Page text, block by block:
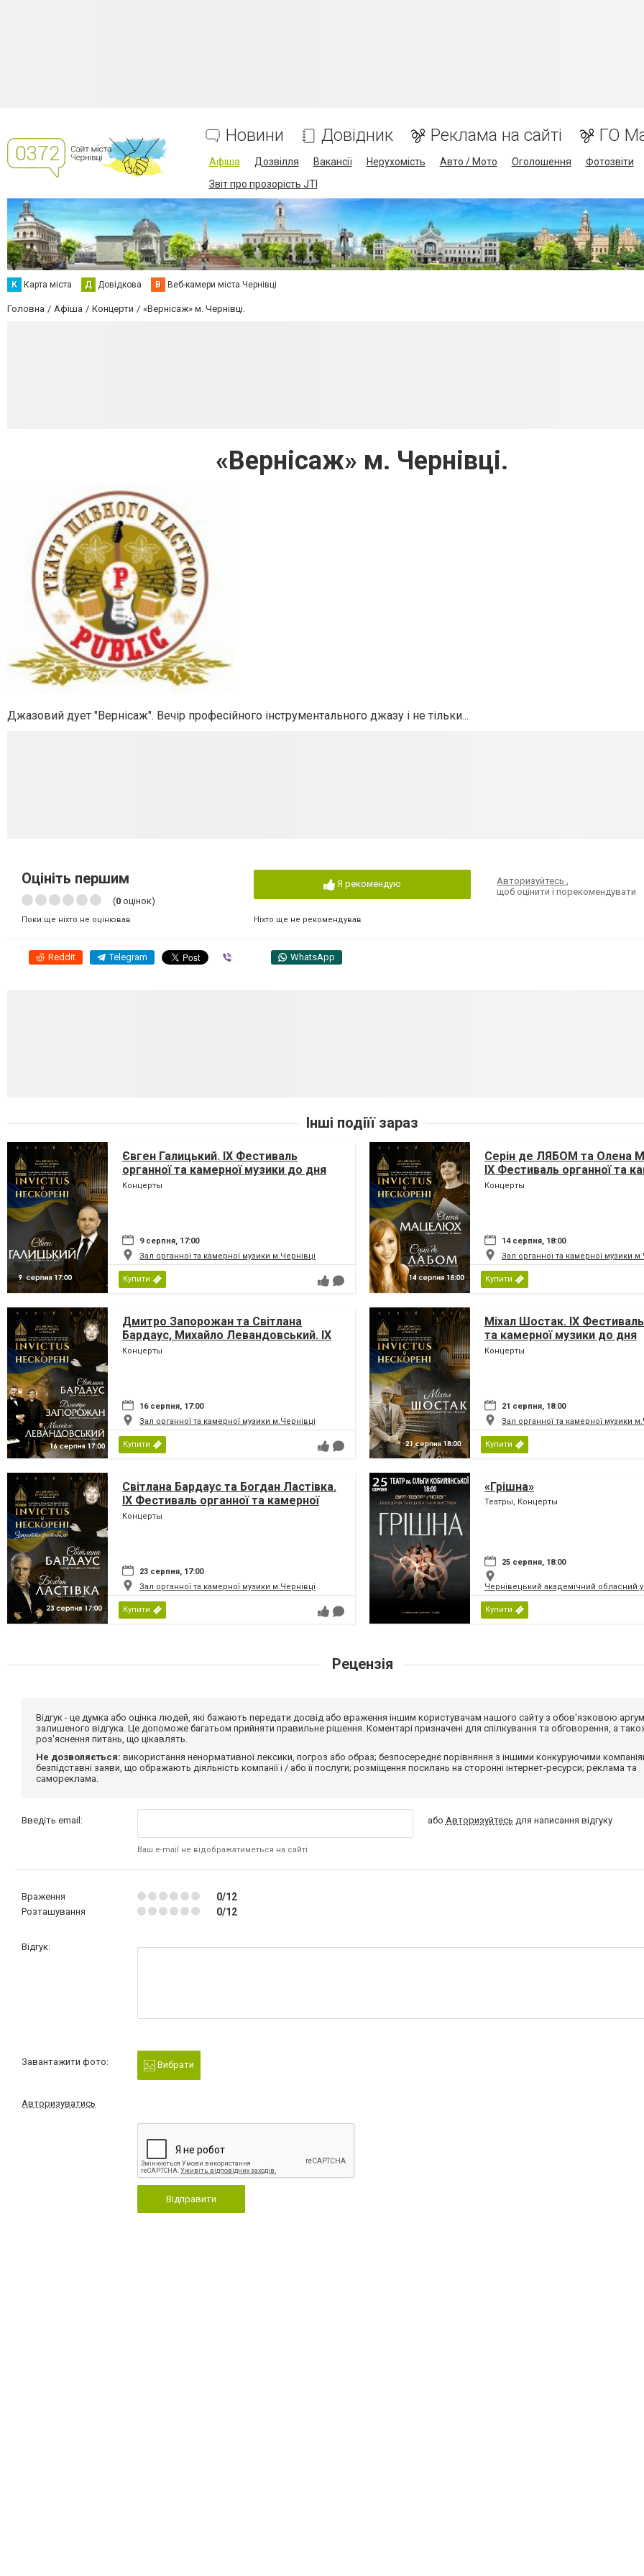
Новини Довідник Реклама на сайті ГО
Афіша Дозвілля Вакансії Нерухомість Авто / Мото Оголошення Фотозвіти
Звіт про прозорість JTI
К Карта міста Д Довідкова В Веб-камери міста Чернівці
Головна Афіша Концерти «Вернісаж» м. Чернівці.
«Вернісаж» м. Чернівці.
Джазовий дует "Вернісаж". Вечір професійного інструментального джазу і не тільки...
Оцініть першим
(0 оцінок)
Поки ще ніхто не оцінював
Я рекомендую
Ніхто ще не рекомендував
Авторизуйтесь,
щоб оцінити і порекомендувати
Reddit Telegram WhatsApp
Інші подіїї зараз
Євген Галицький. IX Фестиваль
органної та камерної музики до дня
Незалежності України «INVICTUS/
Концерты
9 серпня, 17:00
Зал органної та камерної музики м.Чернівці
Купити
Серін де ЛЯБОМ та Олена
IX Фестиваль органної та
музики до дня Незалежності
Концерты
14 серпня, 18:00
Зал органної та камерної музики
Купити
Дмитро Запорожан та Світлана
Бардаус, Михайло Левандовський. IX
Фестиваль органної та камерної
Концерты
16 серпня, 17:00
Зал органної та камерної музики м.Чернівці
Купити
Міхал Шостак. IX Фестиваль
та камерної музики до дня
Незалежності України
Концерты
21 серпня, 18:00
Зал органної та камерної музики
Купити
Світлана Бардаус та Богдан Ластівка.
IX Фестиваль органної та камерної
музики до дня Незалежності України
Концерты
23 серпня, 17:00
Зал органної та камерної музики м.Чернівці
Купити
«Грішна»
Театры, Концерты
25 серпня, 18:00
Чернівецький академічний обласний
Купити
Рецензія
Відгук - це думка або оцінка людей, які бажають передати досвід або враження іншим користувачам нашого сайту з обов'язковою
залишеного відгука. Це допоможе багатьом прийняти правильне рішення. Коментарі призначені для спілкування та обговорення, а
роз'яснення питань, що цікавлять.
Не дозволяється: використання ненормативної лексики, погроз або образ; безпосереднє порівняння з іншими конкуруючими
безпідставні заяви, що ображають діяльність компанії і / або її послуги; розміщення посилань на сторонні інтернет-ресурси; реклама та
самореклама.
Введіть email:
Ваш e-mail не відображатиметься на сайті
або Авторизуйтесь для написання відгуку
Враження 0/12
Розташування 0/12
Відгук:
Завантажити фото: Вибрати
Авторизуватись
Відправити